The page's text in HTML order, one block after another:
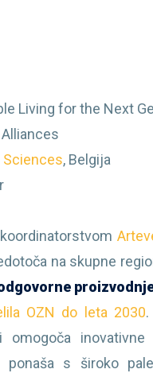
Living for the Next
Sciences, Belgija
na skupne
OZN do leta 2030
s široko